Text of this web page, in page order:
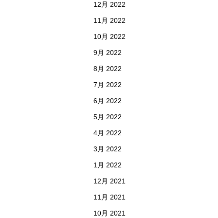
12月 2022
11月 2022
10月 2022
9月 2022
8月 2022
7月 2022
6月 2022
5月 2022
4月 2022
3月 2022
1月 2022
12月 2021
11月 2021
10月 2021